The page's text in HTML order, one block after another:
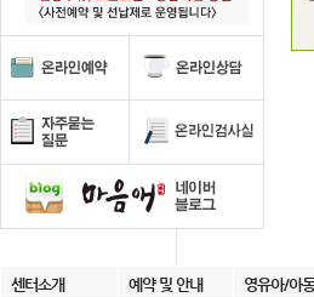
센터소개 예약 및 안내 영유아/아